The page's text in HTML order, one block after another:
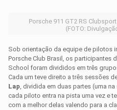
Porsche 911 GT2 RS
(FOTO:
Sob orientação da equipe de pilotos
Porsche Club Brasil, os participantes
School foram divididos em três
Cada um teve direito a três sessões
Lap, dividida em duas partes (uma
cada piloto entra na pista uma vez e
com a melhor delas valendo para a